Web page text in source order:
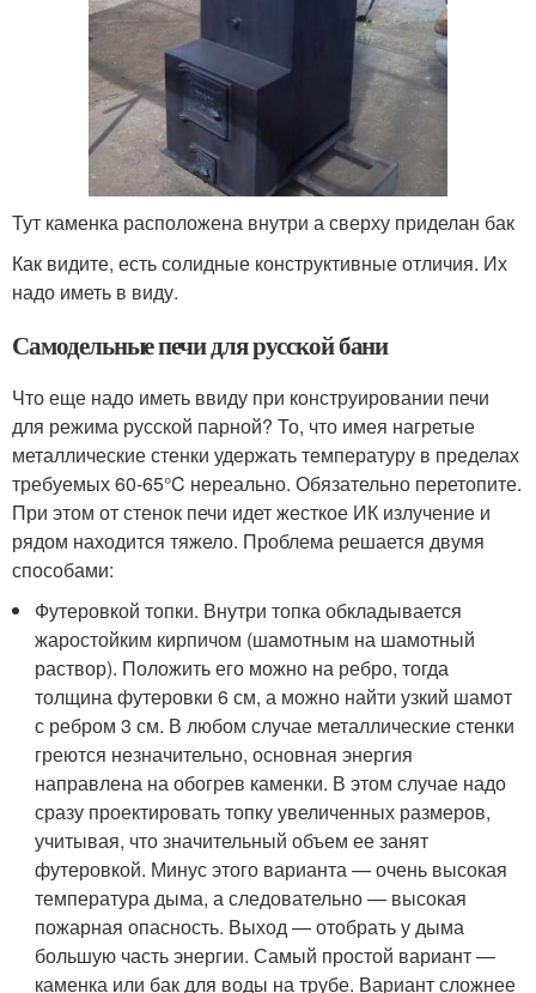
Тут каменка расположена внутри а сверху приделан бак
Как видите, есть солидные конструктивные отличия. Их
надо иметь в виду.
Самодельные печи для русской бани
Что еще надо иметь ввиду при конструировании печи
для режима русской парной? То, что имея нагретые
металлические стенки удержать температуру в пределах
требуемых 60-65°C нереально. Обязательно перетопите.
При этом от стенок печи идет жесткое ИК излучение и
рядом находится тяжело. Проблема решается двумя
способами:
Футеровкой топки. Внутри топка обкладывается
жаростойким кирпичом (шамотным на шамотный
раствор). Положить его можно на ребро, тогда
толщина футеровки 6 см, а можно найти узкий шамот
с ребром 3 см. В любом случае металлические стенки
греются незначительно, основная энергия
направлена на обогрев каменки. В этом случае надо
сразу проектировать топку увеличенных размеров,
учитывая, что значительный объем ее занят
футеровкой. Минус этого варианта — очень высокая
температура дыма, а следовательно — высокая
пожарная опасность. Выход — отобрать у дыма
большую часть энергии. Самый простой вариант —
каменка или бак для воды на трубе. Вариант сложнее